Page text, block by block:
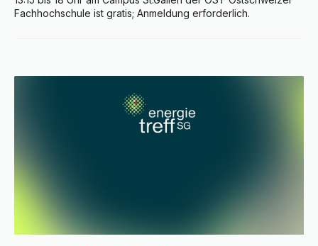
Fachhochschule ist gratis; Anmeldung erforderlich.